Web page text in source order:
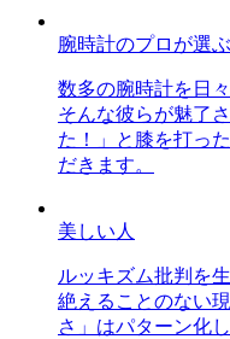
腕時計のプロが選
数多の腕時計を日
そんな彼らが魅了
た！」と膝を打っ
だきます。
美しい人
ルッキズム批判を
絶えることのない
さ」はパターン化